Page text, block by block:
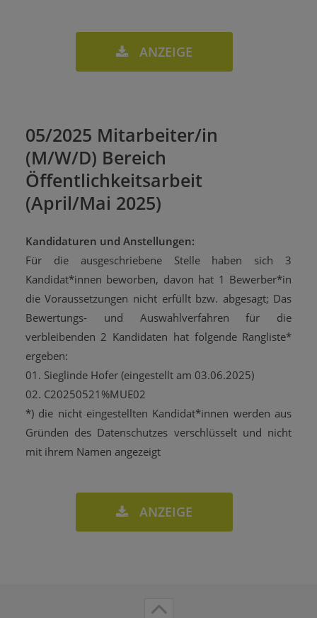
ANZEIGE
05/2025 Mitarbeiter/in
(M/W/D) Bereich
Öffentlichkeitsarbeit
(April/Mai 2025)
Kandidaturen und Anstellungen:
Für die ausgeschriebene Stelle haben sich 3
Kandidat*innen beworben, davon hat 1 Bewerber*in
die Voraussetzungen nicht erfüllt bzw. abgesagt; Das
Bewertungs- und Auswahlverfahren für die
verbleibenden 2 Kandidaten hat folgende Rangliste*
ergeben:
01. Sieglinde Hofer (eingestellt am 03.06.2025)
02. C20250521%MUE02
*) die nicht eingestellten Kandidat*innen werden aus
Gründen des Datenschutzes verschlüsselt und nicht
mit ihrem Namen angezeigt
ANZEIGE